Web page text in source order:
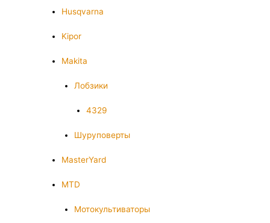
Husqvarna
Kipor
Makita
Лобзики
4329
Шуруповерты
MasterYard
MTD
Мотокультиваторы